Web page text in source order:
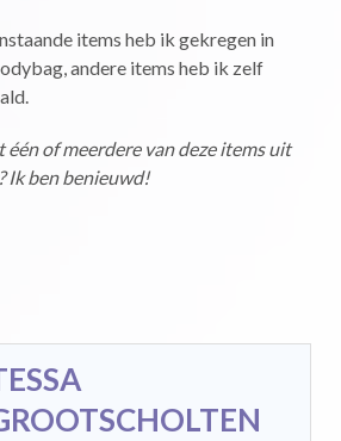
items heb ik gekregen in
andere items heb ik zelf
één of meerdere van deze items uit
Ik ben benieuwd!